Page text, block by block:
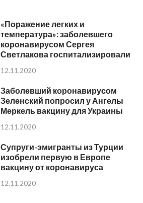
«Поражение легких и
температура»: заболевшего
коронавирусом Сергея
Светлакова госпитализировали
12.11.2020
Заболевший коронавирусом
Зеленский попросил у Ангелы
Меркель вакцину для Украины
12.11.2020
Супруги-эмигранты из Турции
изобрели первую в Европе
вакцину от коронавируса
12.11.2020